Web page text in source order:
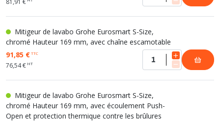
81,91 €
Mitigeur de lavabo Grohe Eurosmart S-Size,
chromé Hauteur 169 mm, avec chaîne escamotable
91,85 €TTC
76,54 € HT
Mitigeur de lavabo Grohe Eurosmart S-Size,
chromé Hauteur 169 mm, avec écoulement Push-
Open et protection thermique contre les brûlures